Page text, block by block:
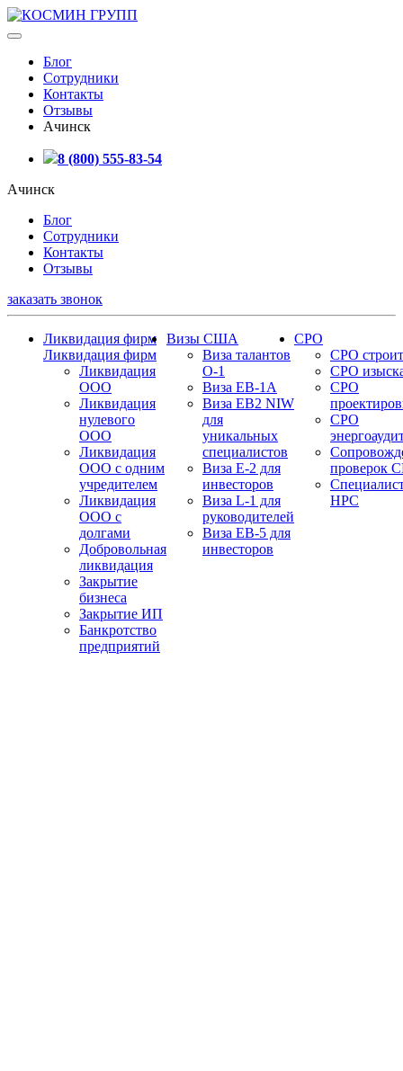
Блог
Сотрудники
Контакты
Отзывы
Ачинск
8 (800) 555-83-54
Ачинск
Блог
Сотрудники
Контакты
Отзывы
заказать звонок
Ликвидация фирм
Ликвидация фирм
Ликвидация
ООО
Ликвидация
нулевого
ООО
Ликвидация
ООО с одним
учредителем
Ликвидация
ООО с
долгами
Добровольная
ликвидация
Закрытие
бизнеса
Закрытие ИП
Банкротство
предприятий
Визы США
Виза талантов
О-1
Виза EB-1A
Виза EB2 NIW
для
уникальных
специалистов
Виза E-2 для
инвесторов
Виза L-1 для
руководителей
Виза EB-5 для
инвесторов
СРО
СРО
СРО
СРО
СРО
проверок
НРС